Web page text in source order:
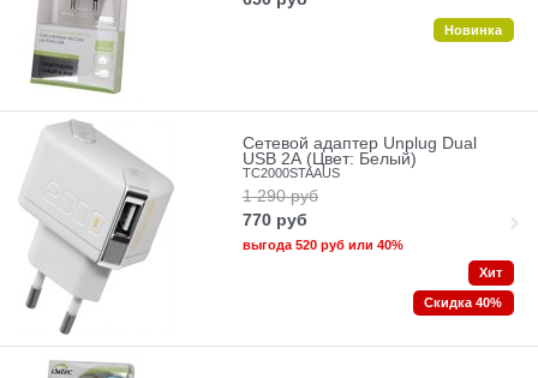
Новинка
Сетевой адаптер Unplug Dual
USB 2А (Цвет: Белый)
TC2000STAAUS
1 290 руб
770 руб
выгода 520 рубили 40%
Хит
Скидка 40%